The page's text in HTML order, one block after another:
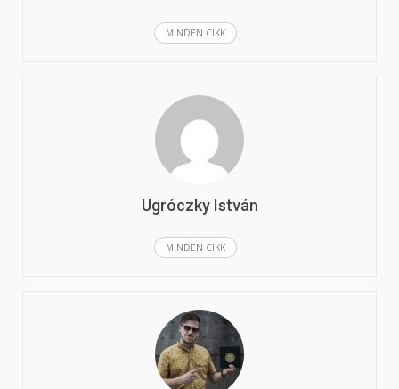
MINDEN CIKK
Ugróczky István
MINDEN CIKK